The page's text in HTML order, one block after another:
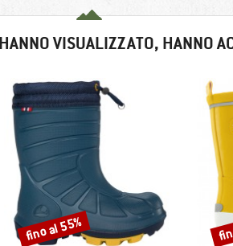
VISUALIZZATO, HANNO
Sconto
fino al 55%